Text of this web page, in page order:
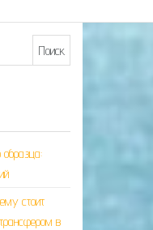
образца:
стоит
в